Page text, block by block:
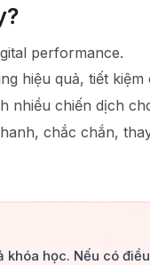
performance.
hiệu quả, tiết kiệm
nhiều chiến dịch
chắc chắn,
học. Nếu có